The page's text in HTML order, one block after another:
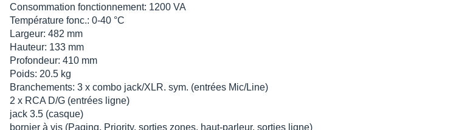
Consommation fonctionnement: 1200 VA
Température fonc.: 0-40 °C
Largeur: 482 mm
Hauteur: 133 mm
Profondeur: 410 mm
Poids: 20.5 kg
Branchements: 3 x combo jack/XLR. sym. (entrées Mic/Line)
2 x RCA D/G (entrées ligne)
jack 3.5 (casque)
bornier à vis (Paging. Priority. sorties zones. haut-parleur. sorties ligne)